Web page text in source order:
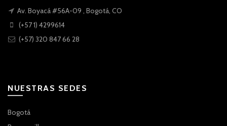
Av. Boyacá #56A-09 , Bogotá, CO
(+57 1) 4299614
(+57) 320 847 66 28
NUESTRAS SEDES
Bogotá